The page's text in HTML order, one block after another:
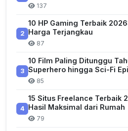
137
2
10 HP Gaming Terbaik
Harga Terjangkau
87
3
10 Film Paling Ditunggu
Superhero hingga Sci-Fi
85
4
15 Situs Freelance Terbaik
Hasil Maksimal dari Rumah
79